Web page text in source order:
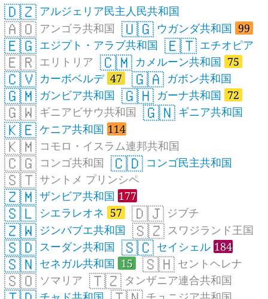
🇩🇿 アルジェリア民主人民共和国
🇦🇴 アンゴラ共和国 🇺🇬 ウガンダ共和国 99
🇪🇬 エジプト・アラブ共和国 🇪🇹 エチオピア
🇪🇷 エリトリア 🇨🇲 カメルーン共和国 75
🇨🇻 カーボベルデ 47 🇬🇦 ガボン共和国
🇬🇲 ガンビア共和国 🇬🇭 ガーナ共和国 72
🇬🇼 ギニアビサウ共和国 🇬🇳 ギニア共和国
🇰🇪 ケニア共和国 114
🇰🇲 コモロ・イスラム連邦共和国
🇨🇬 コンゴ共和国 🇨🇩 コンゴ民主共和国
🇸🇹 サントメ プリンシペ
🇿🇲 ザンビア共和国 177
🇸🇱 シエラレオネ 57 🇩🇯 ジブチ
🇿🇼 ジンバブエ共和国 🇸🇿 スワジランド王国
🇸🇩 スーダン共和国 🇸🇨 セイシェル 184
🇸🇳 セネガル共和国 15 🇸🇭 セントヘレナ
🇸🇴 ソマリア 🇹🇿 タンザニア連合共和国